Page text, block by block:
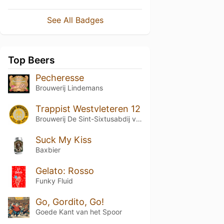
See All Badges
Top Beers
Pecheresse
Brouwerij Lindemans
Trappist Westvleteren 12
Brouwerij De Sint-Sixtusabdij van Westvleteren
Suck My Kiss
Baxbier
Gelato: Rosso
Funky Fluid
Go, Gordito, Go!
Goede Kant van het Spoor